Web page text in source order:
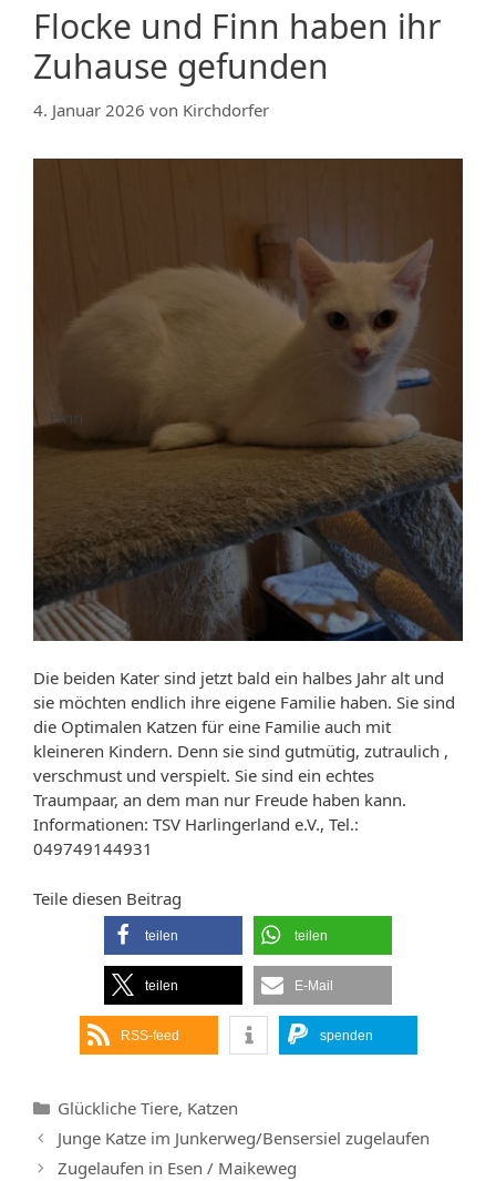
Flocke und Finn haben ihr
Zuhause gefunden
4. Januar 2026 von Kirchdorfer
Finn
Die beiden Kater sind jetzt bald ein halbes Jahr alt und
sie möchten endlich ihre eigene Familie haben. Sie sind
die Optimalen Katzen für eine Familie auch mit
kleineren Kindern. Denn sie sind gutmütig, zutraulich ,
verschmust und verspielt. Sie sind ein echtes
Traumpaar, an dem man nur Freude haben kann.
Informationen: TSV Harlingerland e.V., Tel.:
049749144931
Teile diesen Beitrag
teilen teilen
teilen E-Mail
RSS-feed spenden
Kategorien
Glückliche Tiere, Katzen
Junge Katze im Junkerweg/Bensersiel zugelaufen
Zugelaufen in Esen / Maikeweg